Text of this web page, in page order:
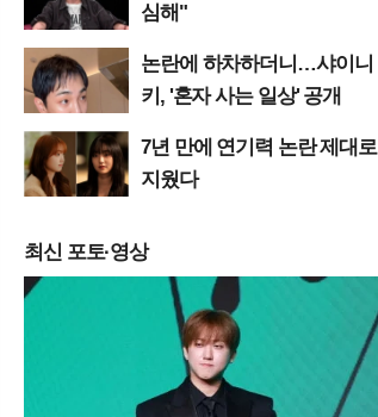
심해"
논란에 하차하더니…샤이니
키, '혼자 사는 일상' 공개
7년 만에 연기력 논란 제대로
지웠다
최신 포토·영상